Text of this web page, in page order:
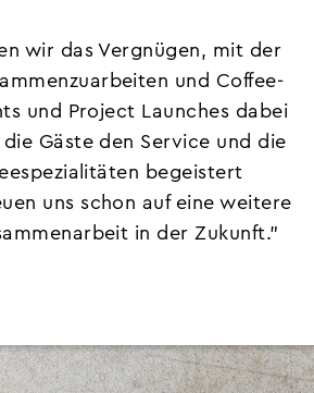
wir das Vergnügen, mit der
und Coffee-
und Project Launches dabei
Gäste den Service und die
begeistert
uns schon auf eine weitere
in der Zukunft.”